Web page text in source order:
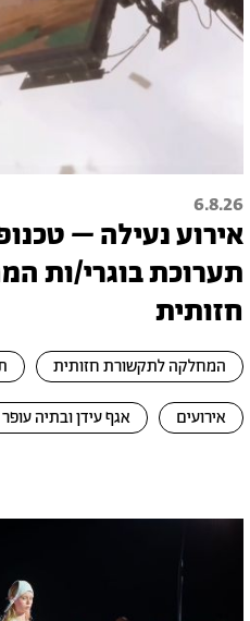
6.8.26
תערוכת בוגרי/ות
חזותית
המחלקה לתקשורת חזותית
אירועים אגף עידן ובתיה